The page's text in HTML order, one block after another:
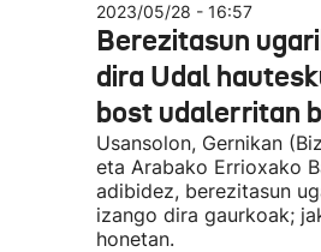
2023/05/28 - 16:57
Berezitasun
dira Udal
bost udalerritan
Usansolon, Gernikan
eta Arabako Errioxako
adibidez, berezitasun
izango dira gaurkoak;
honetan.